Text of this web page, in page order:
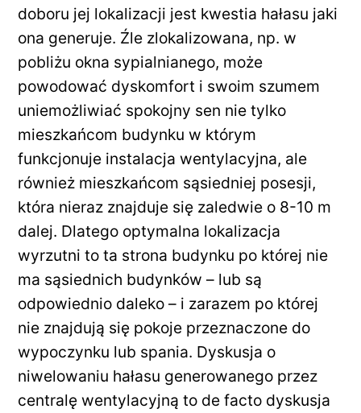
doboru jej lokalizacji jest kwestia hałasu jaki
ona generuje. Źle zlokalizowana, np. w
pobliżu okna sypialnianego, może
powodować dyskomfort i swoim szumem
uniemożliwiać spokojny sen nie tylko
mieszkańcom budynku w którym
funkcjonuje instalacja wentylacyjna, ale
również mieszkańcom sąsiedniej posesji,
która nieraz znajduje się zaledwie o 8-10 m
dalej. Dlatego optymalna lokalizacja
wyrzutni to ta strona budynku po której nie
ma sąsiednich budynków – lub są
odpowiednio daleko – i zarazem po której
nie znajdują się pokoje przeznaczone do
wypoczynku lub spania. Dyskusja o
niwelowaniu hałasu generowanego przez
centralę wentylacyjną to de facto dyskusja